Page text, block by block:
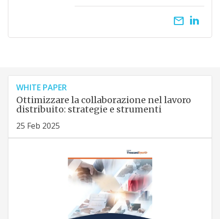
email
WHITE PAPER
Ottimizzare la collaborazione nel lavoro
distribuito: strategie e strumenti
25 Feb 2025